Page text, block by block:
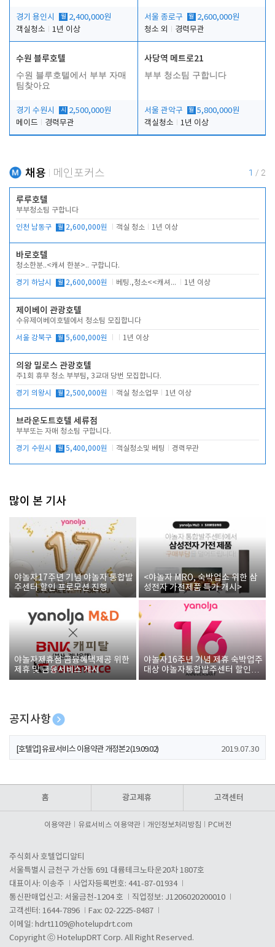
경기 용인시 월 2,400,000원
객실청소
1년 이상
서울 종로구 월 2,600,000원
청소 외
경력무관
수원 블루호텔
수원 블루호텔에서 부부 자매
팀찾아요
경기 수원시 시
2,500,000원
메이드
경력무관
사당역 메트로21
부부 청소팀 구합니다
서울 관악구 월 5,800,000원
객실청소
1년 이상
채용 메인포커스 1 / 2
루루호텔
부부청소팀 구합니다
인천 남동구 월 2,600,000원 객실 청소 1년 이상
바로호텔
청소한분..<캐셔 한분>.. 구합니다.
경기 하남시 월 2,600,000원 베팅.,청소<<캐셔 모셔봅니다. 1년 이상
제이베이 관광호텔
수유제이베이호텔에서 청소팀 모집합니다
서울 강북구 월 5,600,000원 1년 이상
의왕 밀로스 관광호텔
주1회 휴무 청소 부부팀, 3교대 당번 모집합니다.
경기 의왕시 월 2,500,000원 객실 청소업무 1년 이상
브라운도트호텔 세류점
부부또는 자매 청소팀 구합니다.
경기 수원시 월 5,400,000원 객실청소및 베팅 경력무관
많이 본 기사
야놀자17주년 기념 야놀자 통합발
주센터 할인 프로모션 진행
<야놀자 MRO, 숙박업소 위한 삼
성전자 가전제품 특가 개시>
야놀자제휴점 금융혜택제공 위한
제휴 및 금융서비스 게시
야놀자16주년 기념 제휴 숙박업주
대상 야놀자통합발주센터 할인쿠
폰 증정
공지사항
[호텔업] 개인정보 처리방침 개정본1 (19.09.02)
[호텔업] 유료서비스 이용약관 개정본2 (19.09.02) 2019.07.30
홈 광고제휴 고객센터
이용약관 유료서비스 이용약관 개인정보처리방침 PC버전
주식회사 호텔업디알티
서울특별시 금천구 가산동 691 대륭테크노타운20차 1807호
대표이사: 이송주
사업자등록번호: 441-87-01934
통신판매업신고: 서울금천-1204 호
직업정보: J1206020200010
고객센터: 1644-7896
Fax: 02-2225-8487
이메일: hdrt1109@hotelupdrt.com
Copyright ⓒ HotelupDRT Corp. All Right Reserved.